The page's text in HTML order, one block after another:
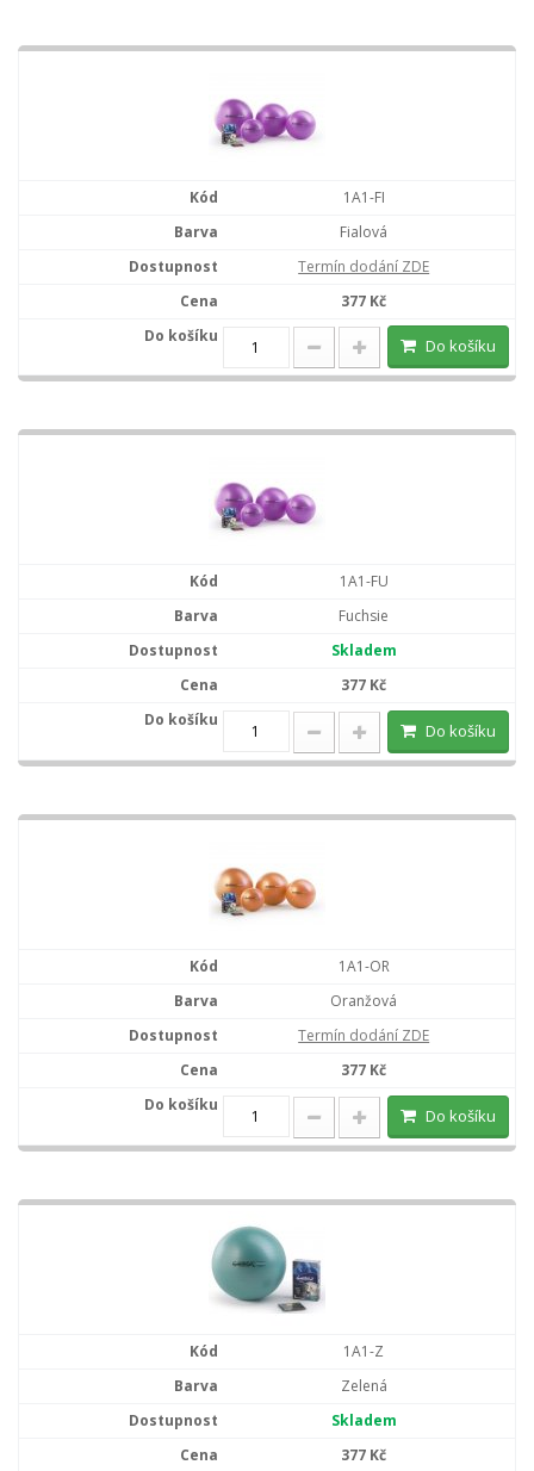
1A1-FI
Fialová
Termín dodání ZDE
377 Kč
Do košíku
1A1-FU
Fuchsie
Skladem
377 Kč
Do košíku
1A1-OR
Oranžová
Termín dodání ZDE
377 Kč
Do košíku
1A1-Z
Zelená
Skladem
377 Kč